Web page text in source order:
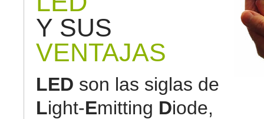
Y SUS
VENTAJAS
LED son las siglas de
Light-Emitting Diode,